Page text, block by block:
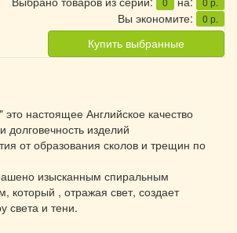
Вы экономите: 0 р.
Купить выбранные
настоящее Английское качество
долговечность изделий
от образования сколов и трещин по
изысканным спиральным
который , отражая свет, создает
света и тени.